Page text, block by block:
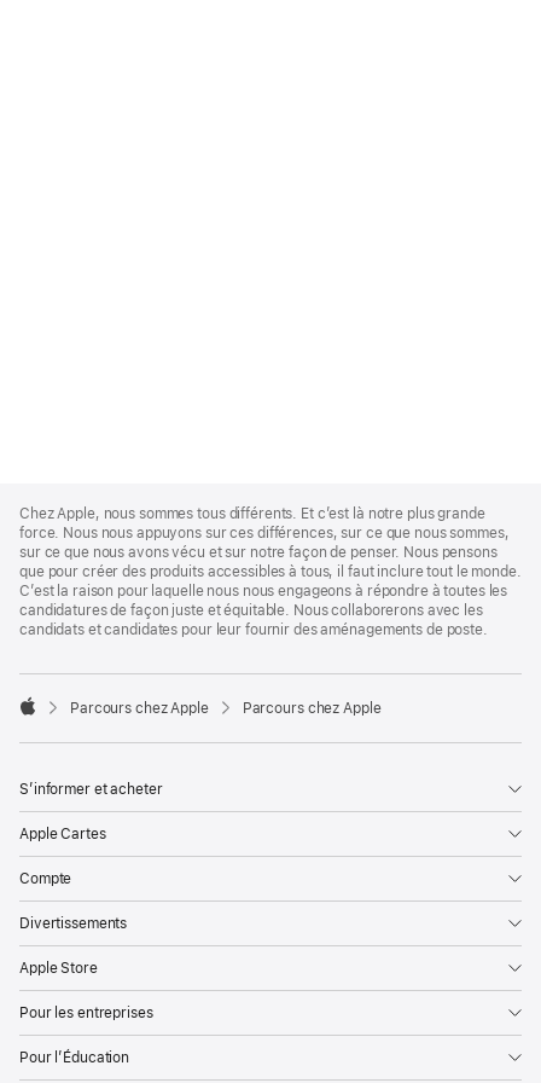
Footer
Chez Apple, nous sommes tous différents. Et c’est là notre plus grande
force. Nous nous appuyons sur ces différences, sur ce que nous sommes,
sur ce que nous avons vécu et sur notre façon de penser. Nous pensons
que pour créer des produits accessibles à tous, il faut inclure tout le monde.
C’est la raison pour laquelle nous nous engageons à répondre à toutes les
candidatures de façon juste et équitable. Nous collaborerons avec les
candidats et candidates pour leur fournir des aménagements de poste.

Parcours chez Apple Parcours chez Apple
S’informer et acheter
Apple Cartes
Compte
Divertissements
Apple Store
Pour les entreprises
Pour l’Éducation